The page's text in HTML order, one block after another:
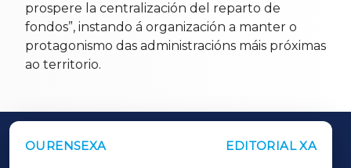
prospere la centralización del reparto de
fondos”, instando á organización a manter o
protagonismo das administracións máis próximas
ao territorio.
OURENSEXA EDITORIAL XA
OUTROS PERIÓDICOS